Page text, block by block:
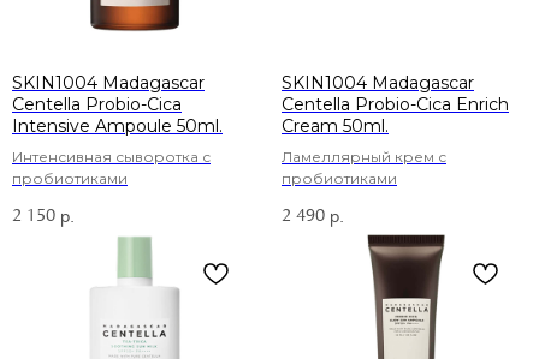
SKIN1004 Madagascar
Centella Probio-Cica
Intensive Ampoule 50ml.
Интенсивная сыворотка с
пробиотиками
2 150 р.
SKIN1004 Madagascar
Centella Probio-Cica Enrich
Cream 50ml.
Ламеллярный крем с
пробиотиками
2 490 р.